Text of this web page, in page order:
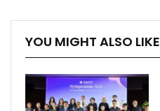
YOU MIGHT ALSO LIKE